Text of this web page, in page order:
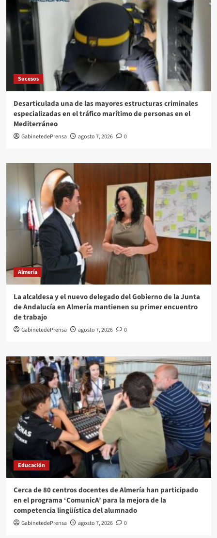
Sucesos
Desarticulada una de las mayores estructuras criminales
especializadas en el tráfico marítimo de personas en el
Mediterráneo
GabinetedePrensa agosto 7, 2026 0
Almería
La alcaldesa y el nuevo delegado del Gobierno de la Junta
de Andalucía en Almería mantienen su primer encuentro
de trabajo
GabinetedePrensa agosto 7, 2026 0
Educación
Cerca de 80 centros docentes de Almería han participado
en el programa ‘ComunicA’ para la mejora de la
competencia lingüística del alumnado
GabinetedePrensa agosto 7, 2026 0